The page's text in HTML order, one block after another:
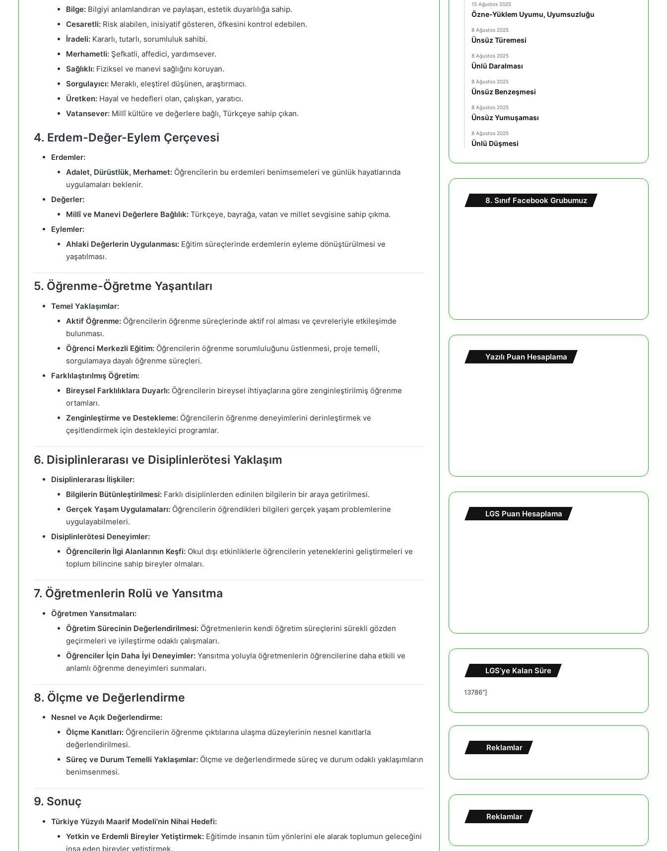
Bilge: Bilgiyi anlamlandıran ve paylaşan, estetik duyarlılığa sahip.
Cesaretli: Risk alabilen, inisiyatif gösteren, öfkesini kontrol edebilen.
İradeli: Kararlı, tutarlı, sorumluluk sahibi.
Merhametli: Şefkatli, affedici, yardımsever.
Sağlıklı: Fiziksel ve manevi sağlığını koruyan.
Sorgulayıcı: Meraklı, eleştirel düşünen, araştırmacı.
Üretken: Hayal ve hedefleri olan, çalışkan, yaratıcı.
Vatansever: Millî kültüre ve değerlere bağlı, Türkçeye sahip çıkan.
4. Erdem-Değer-Eylem Çerçevesi
Erdemler:
Adalet, Dürüstlük, Merhamet: Öğrencilerin bu erdemleri benimsemeleri ve günlük hayatlarında
uygulamaları beklenir.
Değerler:
Millî ve Manevi Değerlere Bağlılık: Türkçeye, bayrağa, vatan ve millet sevgisine sahip çıkma.
Eylemler:
Ahlaki Değerlerin Uygulanması: Eğitim süreçlerinde erdemlerin eyleme dönüştürülmesi ve
yaşatılması.
5. Öğrenme-Öğretme Yaşantıları
Temel Yaklaşımlar:
Aktif Öğrenme: Öğrencilerin öğrenme süreçlerinde aktif rol alması ve çevreleriyle etkileşimde
bulunması.
Öğrenci Merkezli Eğitim: Öğrencilerin öğrenme sorumluluğunu üstlenmesi, proje temelli,
sorgulamaya dayalı öğrenme süreçleri.
Farklılaştırılmış Öğretim:
Bireysel Farklılıklara Duyarlı: Öğrencilerin bireysel ihtiyaçlarına göre zenginleştirilmiş öğrenme
ortamları.
Zenginleştirme ve Destekleme: Öğrencilerin öğrenme deneyimlerini derinleştirmek ve
çeşitlendirmek için destekleyici programlar.
6. Disiplinlerarası ve Disiplinlerötesi Yaklaşım
Disiplinlerarası İlişkiler:
Bilgilerin Bütünleştirilmesi: Farklı disiplinlerden edinilen bilgilerin bir araya getirilmesi.
Gerçek Yaşam Uygulamaları: Öğrencilerin öğrendikleri bilgileri gerçek yaşam problemlerine
uygulayabilmeleri.
Disiplinlerötesi Deneyimler:
Öğrencilerin İlgi Alanlarının Keşfi: Okul dışı etkinliklerle öğrencilerin yeteneklerini geliştirmeleri ve
toplum bilincine sahip bireyler olmaları.
7. Öğretmenlerin Rolü ve Yansıtma
Öğretmen Yansıtmaları:
Öğretim Sürecinin Değerlendirilmesi: Öğretmenlerin kendi öğretim süreçlerini sürekli gözden
geçirmeleri ve iyileştirme odaklı çalışmaları.
Öğrenciler İçin Daha İyi Deneyimler: Yansıtma yoluyla öğretmenlerin öğrencilerine daha etkili ve
anlamlı öğrenme deneyimleri sunmaları.
8. Ölçme ve Değerlendirme
Nesnel ve Açık Değerlendirme:
Ölçme Kanıtları: Öğrencilerin öğrenme çıktılarına ulaşma düzeylerinin nesnel kanıtlarla
değerlendirilmesi.
Süreç ve Durum Temelli Yaklaşımlar: Ölçme ve değerlendirmede süreç ve durum odaklı yaklaşımların
benimsenmesi.
9. Sonuç
Türkiye Yüzyılı Maarif Modeli’nin Nihai Hedefi:
Yetkin ve Erdemli Bireyler Yetiştirmek: Eğitimde insanın tüm yönlerini ele alarak toplumun geleceğini
inşa eden bireyler yetiştirmek.
15 Ağustos 2025
Özne-Yüklem Uyumu, Uyumsuzluğu
8 Ağustos 2025
Ünsüz Türemesi
8 Ağustos 2025
Ünlü Daralması
8 Ağustos 2025
Ünsüz Benzeşmesi
8 Ağustos 2025
Ünsüz Yumuşaması
8 Ağustos 2025
Ünlü Düşmesi
8. Sınıf Facebook Grubumuz
Yazılı Puan Hesaplama
LGS Puan Hesaplama
LGS’ye Kalan Süre
13786"]
Reklamlar
Reklamlar